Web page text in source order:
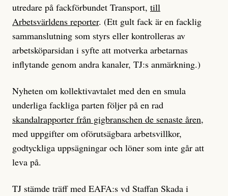
utredare på fackförbundet Transport, till
Arbetsvärldens reporter. (Ett gult fack är en facklig
sammanslutning som styrs eller kontrolleras av
arbetsköparsidan i syfte att motverka arbetarnas
inflytande genom andra kanaler, TJ:s anmärkning.)
Nyheten om kollektivavtalet med den en smula
underliga fackliga parten följer på en rad
skandalrapporter från gigbranschen de senaste åren,
med uppgifter om oförutsägbara arbetsvillkor,
godtyckliga uppsägningar och löner som inte går att
leva på.
TJ stämde träff med EAFA:s vd Staffan Skada i